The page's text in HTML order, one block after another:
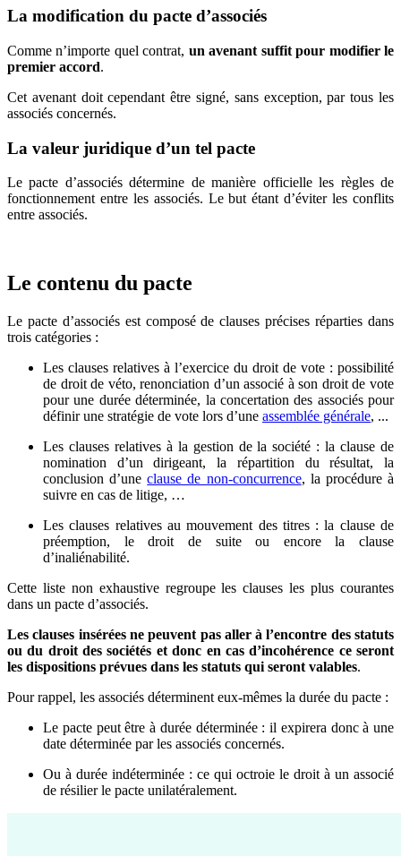
La modification du pacte d’associés
Comme n’importe quel contrat, un avenant suffit pour modifier le
premier accord.
Cet avenant doit cependant être signé, sans exception, par tous les
associés concernés.
La valeur juridique d’un tel pacte
Le pacte d’associés détermine de manière officielle les règles de
fonctionnement entre les associés. Le but étant d’éviter les conflits
entre associés.
Le contenu du pacte
Le pacte d’associés est composé de clauses précises réparties dans
trois catégories :
Les clauses relatives à l’exercice du droit de vote : possibilité
de droit de véto, renonciation d’un associé à son droit de vote
pour une durée déterminée, la concertation des associés pour
définir une stratégie de vote lors d’une assemblée générale, ...
Les clauses relatives à la gestion de la société : la clause de
nomination d’un dirigeant, la répartition du résultat, la
conclusion d’uneclause de non-concurrence, la procédure à
suivre en cas de litige, …
Les clauses relatives au mouvement des titres: la clause de
préemption, le droit de suite ou encore la clause
d’inaliénabilité.
Cette liste non exhaustive regroupe les clauses les plus courantes
dans un pacte d’associés.
Les clauses insérées ne peuvent pas aller à l’encontre des statuts
ou du droit des sociétés et donc en cas d’incohérence ce seront
les dispositions prévues dans les statuts qui seront valables.
Pour rappel, les associés déterminent eux-mêmes la durée du pacte :
Le pacte peut être à durée déterminée: il expirera donc à une
date déterminée par les associés concernés.
Ou à durée indéterminée : ce qui octroie le droit à un associé
de résilier le pacte unilatéralement.